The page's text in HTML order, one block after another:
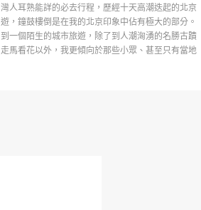
灣人耳熟能詳的必去行程，歷經十天高潮迭起的北京
遊，鐘鼓樓倒是在我的北京印象中佔有極大的部分。
到一個陌生的城市旅遊，除了到人潮洶湧的名勝古蹟
走馬看花以外，我更傾向於那些小眾、甚至只有當地